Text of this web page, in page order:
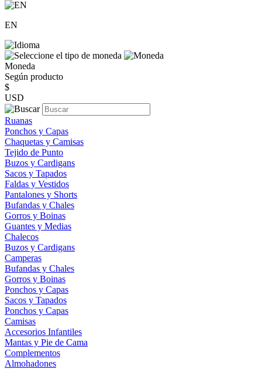
EN
Moneda
Según producto
$
USD
Ruanas
Ponchos y Capas
Chaquetas y Camisas
Tejido de Punto
Buzos y Cardigans
Sacos y Tapados
Faldas y Vestidos
Pantalones y Shorts
Bufandas y Chales
Gorros y Boinas
Guantes y Medias
Chalecos
Buzos y Cardigans
Camperas
Bufandas y Chales
Gorros y Boinas
Ponchos y Capas
Sacos y Tapados
Ponchos y Capas
Camisas
Accesorios Infantiles
Mantas y Pie de Cama
Complementos
Almohadones